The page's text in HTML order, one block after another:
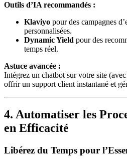
Outils d’IA recommandés :
Klaviyo pour des campagnes
personnalisées.
Dynamic Yield pour des
temps réel.
Astuce avancée :
Intégrez un chatbot sur votre site (avec
offrir un support client instantané et
4. Automatiser les
en Efficacité
Libérez du Temps pour